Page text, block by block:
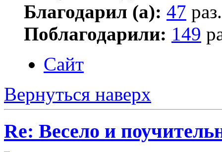
Благодарил (а): 47 раз.
Поблагодарили: 149
Сайт
Вернуться наверх
Re: Весело и